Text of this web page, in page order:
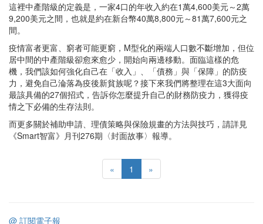
這裡中產階級的定義是，一家4口的年收入約在1萬4,600美元～2萬
9,200美元之間，也就是約在新台幣40萬8,800元～81萬7,600元之
間。
疫情富者更富、窮者可能更窮，M型化的兩端人口數不斷增加，但位
居中間的中產階級卻愈來愈少，開始向兩邊移動。面臨這樣的危
機，我們該如何強化自己在「收入」、「債務」與「保障」的防疫
力，避免自己淪落為疫後新貧族呢？接下來我們將整理在這3大面向
最該具備的27個招式，告訴你怎麼提升自己的財務防疫力，獲得疫
情之下必備的生存法則。
而更多關於補助申請、理債策略與保險規畫的方法與技巧，請詳見
《Smart智富》月刊276期〈封面故事〉報導。
« 1 »
@ 訂閱電子報